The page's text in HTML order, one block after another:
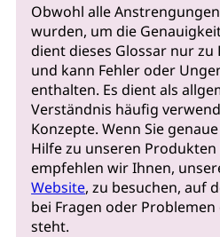
Obwohl alle
wurden, um die
dient dieses Glossar nur zu
und kann Fehler oder
enthalten. Es dient als
Verständnis häufig
Konzepte. Wenn Sie
Hilfe zu unseren
empfehlen wir Ihnen,
Website, zu besuchen, auf
bei Fragen oder
steht.